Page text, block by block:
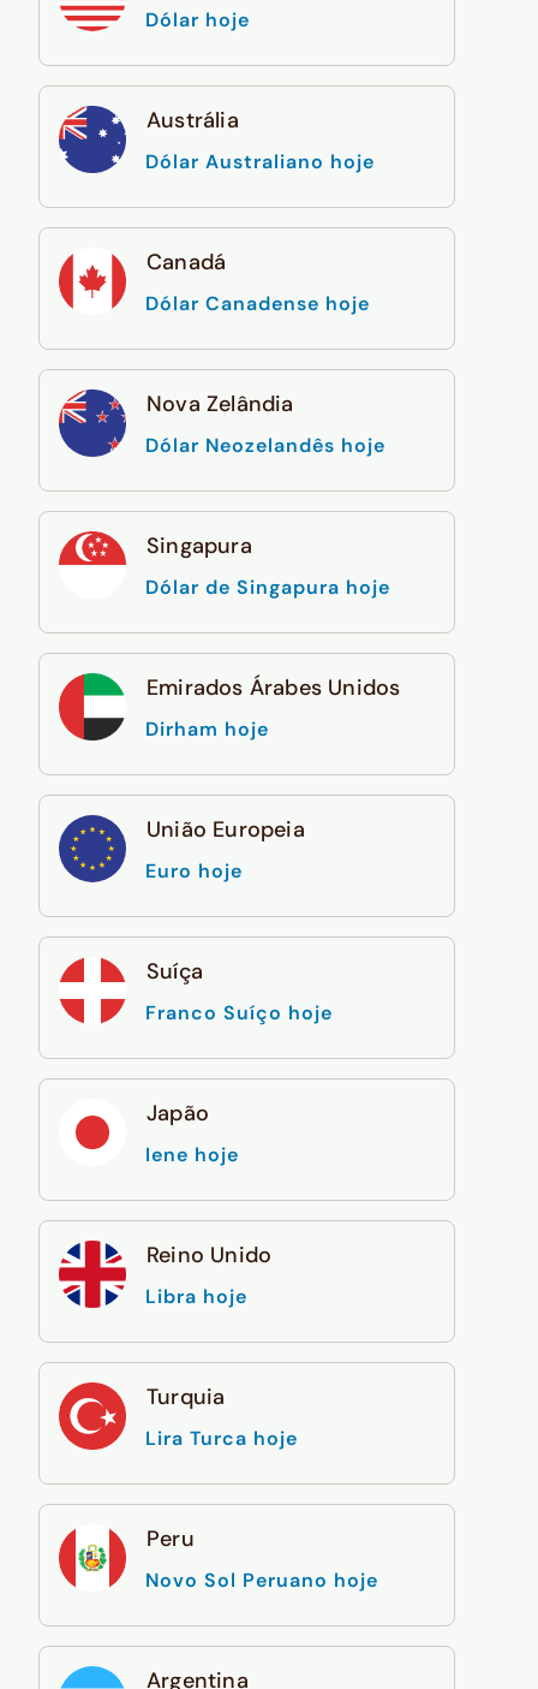
Dólar hoje
Austrália
Dólar Australiano hoje
Canadá
Dólar Canadense hoje
Nova Zelândia
Dólar Neozelandês hoje
Singapura
Dólar de Singapura hoje
Emirados Árabes Unidos
Dirham hoje
União Europeia
Euro hoje
Suíça
Franco Suíço hoje
Japão
Iene hoje
Reino Unido
Libra hoje
Turquia
Lira Turca hoje
Peru
Novo Sol Peruano hoje
Argentina